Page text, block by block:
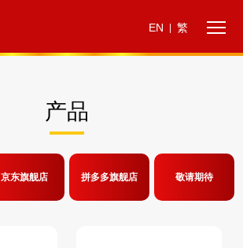
EN 繁
产品
京东旗舰店 拼多多旗舰店 敬请期待